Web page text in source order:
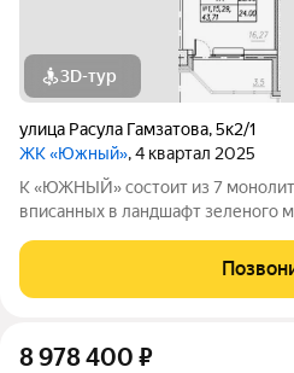
3D-тур
улица Расула Гамзатова,5к2/1
ЖК «Южный», 4 квартал 2025
К «ЮЖНЫЙ» состоит из 7
вписанных в ландшафт зеленого
Благоустроенная территория и
создадут все условия для вашей
8 978 400 ₽